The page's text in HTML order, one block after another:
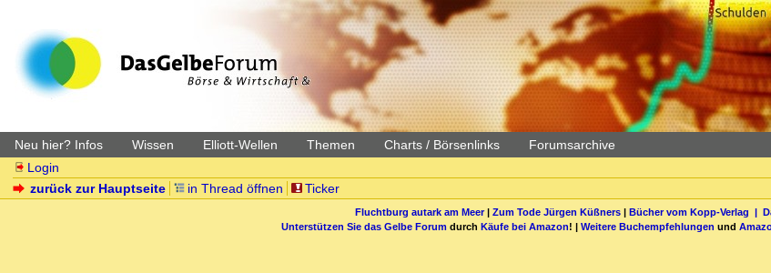
Neu hier? Infos Wissen Elliott-Wellen Themen Charts / Börsenlinks Forumsarchive
Login
zurück zur Hauptseite
in Thread öffnen Ticker
Fluchtburg autark am Meer| Zum Tode Jürgen Küßners| Bücher vom Kopp-Verlag |
Unterstützen Sie das Gelbe Forum durch Käufe bei Amazon! | Weitere Buchempfehlungen und